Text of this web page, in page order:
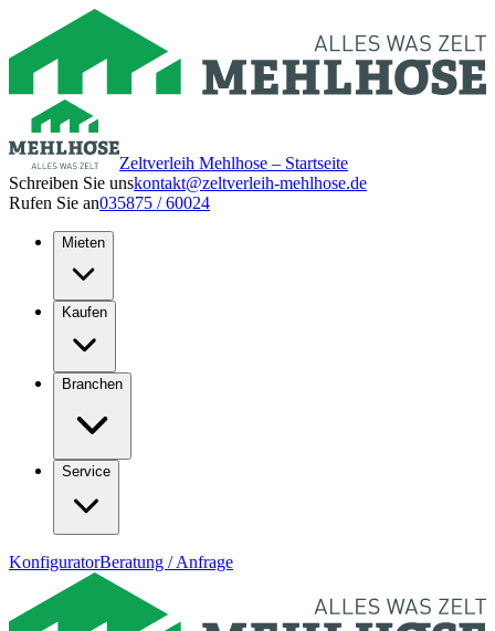
Zeltverleih Mehlhose – Startseite
Schreiben Sie unskontakt@zeltverleih-mehlhose.de
Rufen Sie an035875 / 60024
Mieten
Kaufen
Branchen
Service
KonfiguratorBeratung / Anfrage